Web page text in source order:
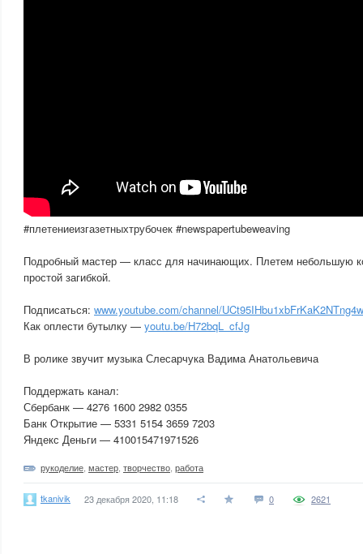
#плетениеизгазетныхтрубочек #newspapertubeweaving
Подробный мастер — класс для начинающих. Плетем небольшую
простой загибкой.
Подписаться: www.youtube.com/channel/
Как оплести бутылку — youtu.be/H72bqL_cfJg
В ролике звучит музыка Слесарчука Вадима Анатольевича
Поддержать канал:
Сбербанк — 4276 1600 2982 0355
Банк Открытие — 5331 5154 3659 7203
Яндекс Деньги — 410015471971526
рукоделие мастер творчество работа
tkanivik 23 декабря 2020, 11:18 0 2621